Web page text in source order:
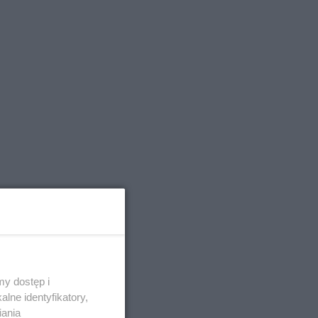
dostęp i
identyfikatory,